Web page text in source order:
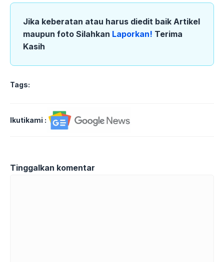
Jika keberatan atau harus diedit baik Artikel
maupun foto Silahkan Laporkan! Terima
Kasih
Tags:
Ikutikami :
Tinggalkan komentar